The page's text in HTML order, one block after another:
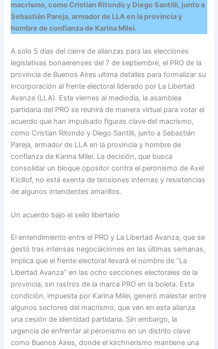
macrismo, como Cristian Ritondo y Diego Santilli, junto a
Sebastián Pareja, armador de LLA en la provincia y
hombre de confianza de Karina Milei.
A solo 5 días del cierre de alianzas para las elecciones
legislativas bonaerenses del 7 de septiembre, el PRO de la
provincia de Buenos Aires ultima detalles para formalizar su
incorporación al frente electoral liderado por La Libertad
Avanza (LLA). Este viernes al mediodía, la asamblea
partidaria del PRO se reunirá de manera virtual para votar el
acuerdo que han impulsado figuras clave del macrismo,
como Cristian Ritondo y Diego Santilli, junto a Sebastián
Pareja, armador de LLA en la provincia y hombre de
confianza de Karina Milei. La decisión, que busca
consolidar un bloque opositor contra el peronismo de Axel
Kicillof, no está exenta de tensiones internas y resistencias
de algunos intendentes amarillos.
Un acuerdo bajo el sello libertario
El entendimiento entre el PRO y La Libertad Avanza, que se
gestó tras intensas negociaciones en las últimas semanas,
implica que el frente electoral llevará el nombre de “La
Libertad Avanza” en las ocho secciones electorales de la
provincia, sin rastros de la marca PRO en la boleta. Esta
condición, impuesta por Karina Milei, generó malestar entre
algunos sectores del macrismo, que ven en esta alianza
una cesión de identidad partidaria. Sin embargo, la
urgencia de enfrentar al peronismo en un distrito clave
como Buenos Aires, donde el kirchnerismo mantiene una